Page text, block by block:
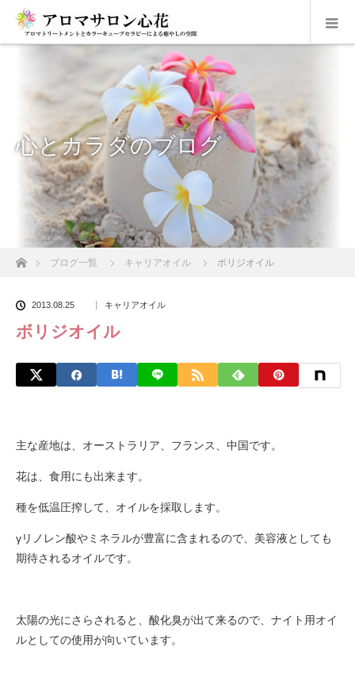
心とカラダのブログ
ホームブログ一覧 キャリアオイル ボリジオイル
2013.08.25 キャリアオイル
ボリジオイル
主な産地は、オーストラリア、フランス、中国です。
花は、食用にも出来ます。
種を低温圧搾して、オイルを採取します。
γリノレン酸やミネラルが豊富に含まれるので、美容液としても
期待されるオイルです。
太陽の光にさらされると、酸化臭が出て来るので、ナイト用オイ
ルとしての使用が向いています。